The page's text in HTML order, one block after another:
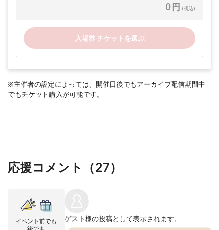
0 円 (税込)
入場券 チケットを選ぶ
※主催者の設定によっては、開催日後でもアーカイブ配信期間中
でもチケット購入が可能です。
応援コメント（27）
イベント前でも
後でも
ゲスト様の投稿として表示されます。